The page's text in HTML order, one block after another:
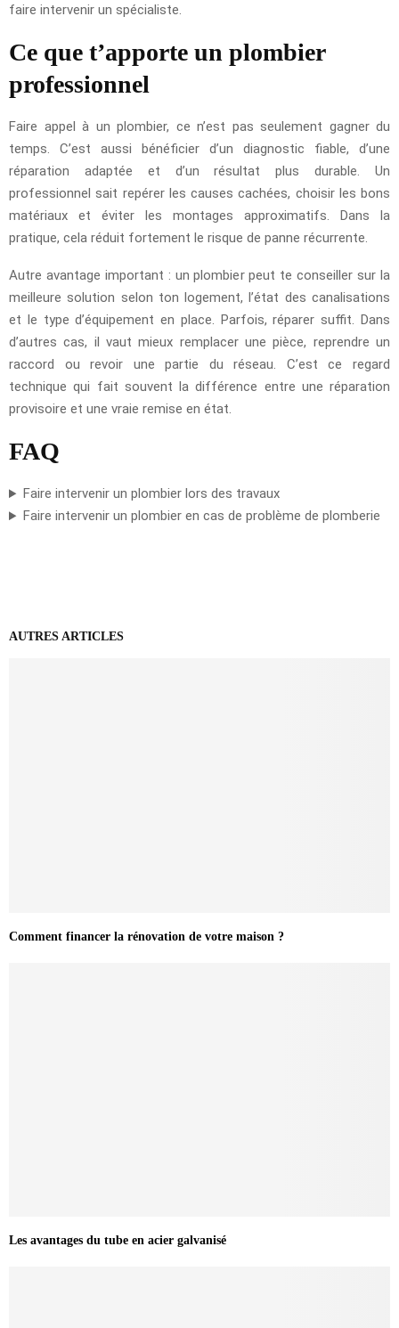
faire intervenir un spécialiste.
Ce que t’apporte un plombier
professionnel
Faire appel à un plombier, ce n’est pas seulement gagner du
temps. C’est aussi bénéficier d’un diagnostic fiable, d’une
réparation adaptée et d’un résultat plus durable. Un
professionnel sait repérer les causes cachées, choisir les bons
matériaux et éviter les montages approximatifs. Dans la
pratique, cela réduit fortement le risque de panne récurrente.
Autre avantage important : un plombier peut te conseiller sur la
meilleure solution selon ton logement, l’état des canalisations
et le type d’équipement en place. Parfois, réparer suffit. Dans
d’autres cas, il vaut mieux remplacer une pièce, reprendre un
raccord ou revoir une partie du réseau. C’est ce regard
technique qui fait souvent la différence entre une réparation
provisoire et une vraie remise en état.
FAQ
Faire intervenir un plombier lors des travaux
Faire intervenir un plombier en cas de problème de plomberie
AUTRES ARTICLES
Comment financer la rénovation de votre maison ?
Les avantages du tube en acier galvanisé